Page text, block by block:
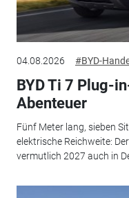
04.08.2026 #BYD-
BYD Ti 7 Plug-
Abenteuer
Fünf Meter lang, sieben
elektrische Reichweite:
vermutlich 2027 auch in